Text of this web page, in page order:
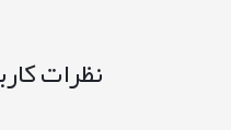
نظرات